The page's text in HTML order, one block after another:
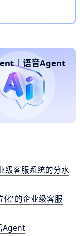
| 语音Agent
级客服系统的分水
化"的企业级客服
Agent